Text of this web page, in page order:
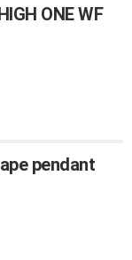
ONE WF
pendant